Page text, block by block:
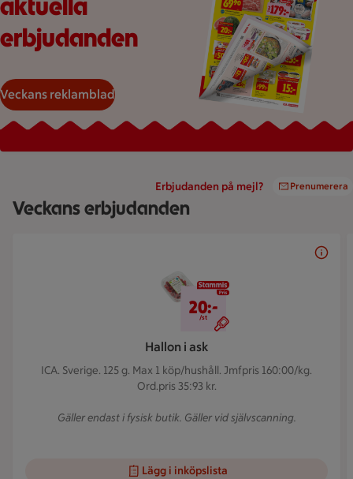
erbjudanden
Veckans reklamblad
Erbjudanden på mejl? Prenumerera
Veckans erbjudanden
Hallon i ask
ICA. Sverige. 125 g. Max 1 köp/hushåll. Jmfpris 160:00/kg.
Ord.pris 35:93 kr.
Gäller endast i fysisk butik. Gäller vid självscanning.
20 kr/st
20:-
/st
Lägg i inköpslista